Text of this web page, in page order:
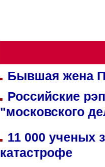
Бывшая жена
Российские
"московского
11 000 ученых
катастрофе